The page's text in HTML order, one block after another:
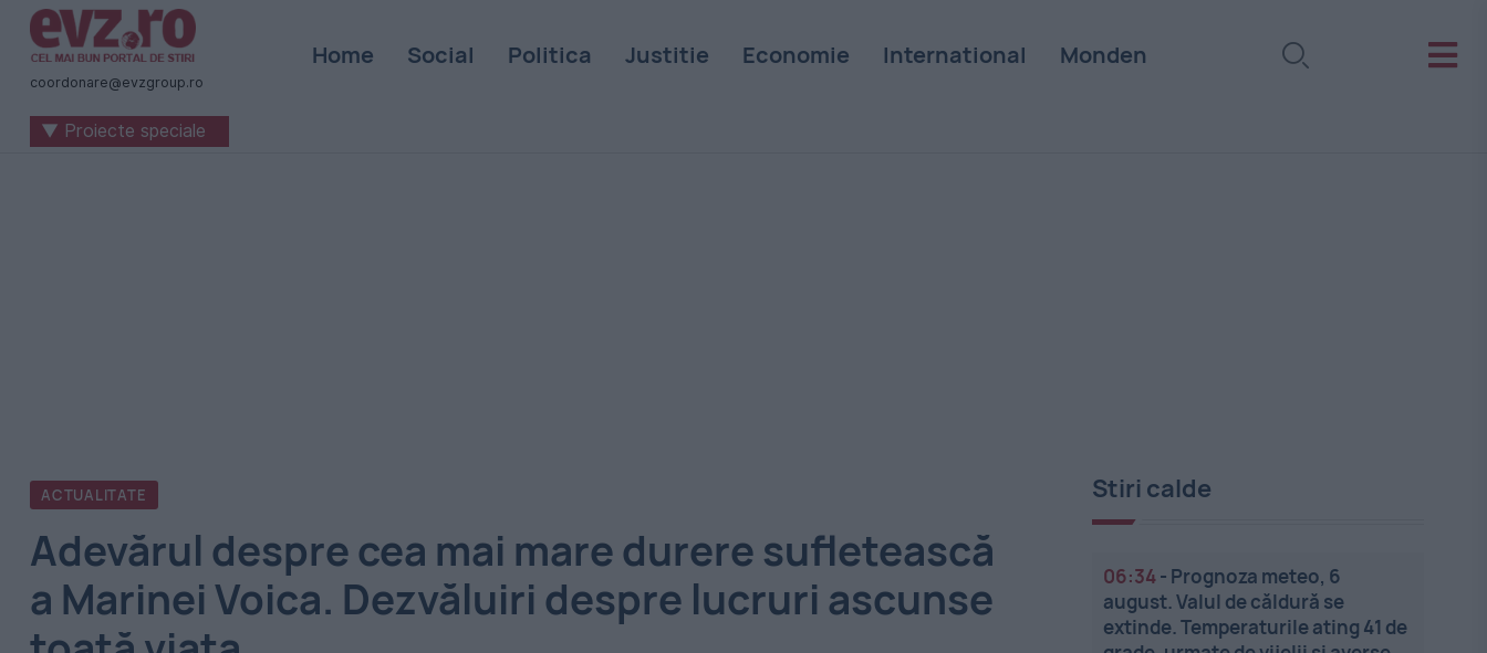
Știri
naționale
internaționale
coordonare@evzgroup.ro
Home Social Politica Justitie Economie International Monden
▼ Proiecte speciale
ACTUALITATE
Adevărul despre cea mai mare durere sufletească
a Marinei Voica. Dezvăluiri despre lucruri ascunse
Stiri calde
06:34- Prognoza meteo, 6
august. Valul de căldură se
extinde. Temperaturile ating 41 de